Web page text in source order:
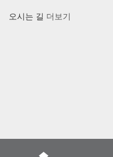
오시는 길 더보기